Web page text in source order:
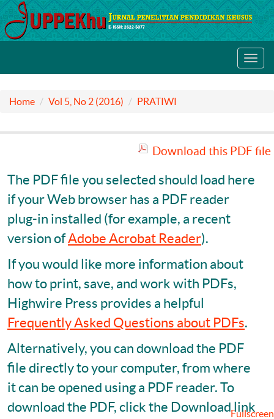
Home Vol 5, No 2 (2016) PRATIWI
Download this PDF file
The PDF file you selected should load here
if your Web browser has a PDF reader
plug-in installed (for example, a recent
version ofAdobe Acrobat Reader).
If you would like more information about
how to print, save, and work with PDFs,
Highwire Press provides a helpful
Frequently Asked Questions about PDFs.
Alternatively, you can download the PDF
file directly to your computer, from where
it can be opened using a PDF reader. To
download the PDF, click the Download link
Fullscreen